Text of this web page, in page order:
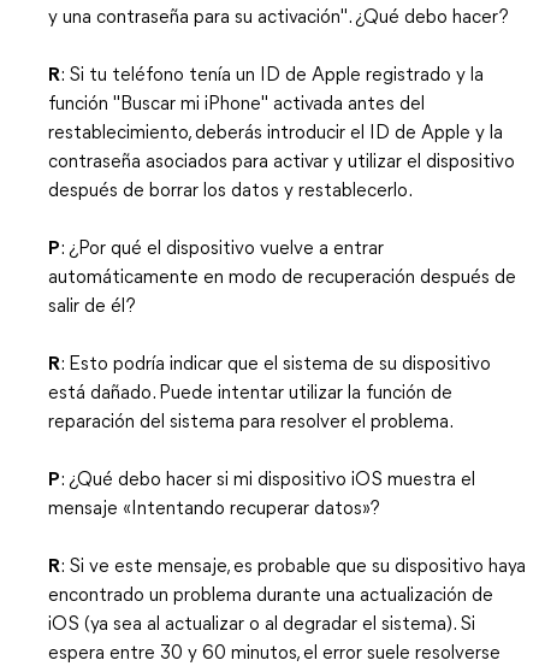
y una contraseña para su activación". ¿Qué debo hacer?
R: Si tu teléfono tenía un ID de Apple registrado y la
función "Buscar mi iPhone" activada antes del
restablecimiento, deberás introducir el ID de Apple y la
contraseña asociados para activar y utilizar el dispositivo
después de borrar los datos y restablecerlo.
P: ¿Por qué el dispositivo vuelve a entrar
automáticamente en modo de recuperación después de
salir de él?
R: Esto podría indicar que el sistema de su dispositivo
está dañado. Puede intentar utilizar la función de
reparación del sistema para resolver el problema.
P: ¿Qué debo hacer si mi dispositivo iOS muestra el
mensaje «Intentando recuperar datos»?
R: Si ve este mensaje, es probable que su dispositivo haya
encontrado un problema durante una actualización de
iOS (ya sea al actualizar o al degradar el sistema). Si
espera entre 30 y 60 minutos, el error suele resolverse